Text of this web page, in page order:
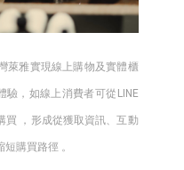
萊雅實現線上購物及實體櫃
驗，如線上消費者可從LINE
買 ，形成從獲取資訊、互動
購買路徑 。